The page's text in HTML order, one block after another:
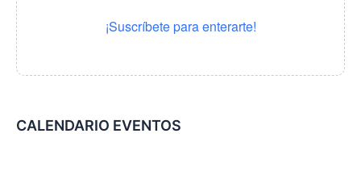
¡Suscríbete para enterarte!
CALENDARIO EVENTOS